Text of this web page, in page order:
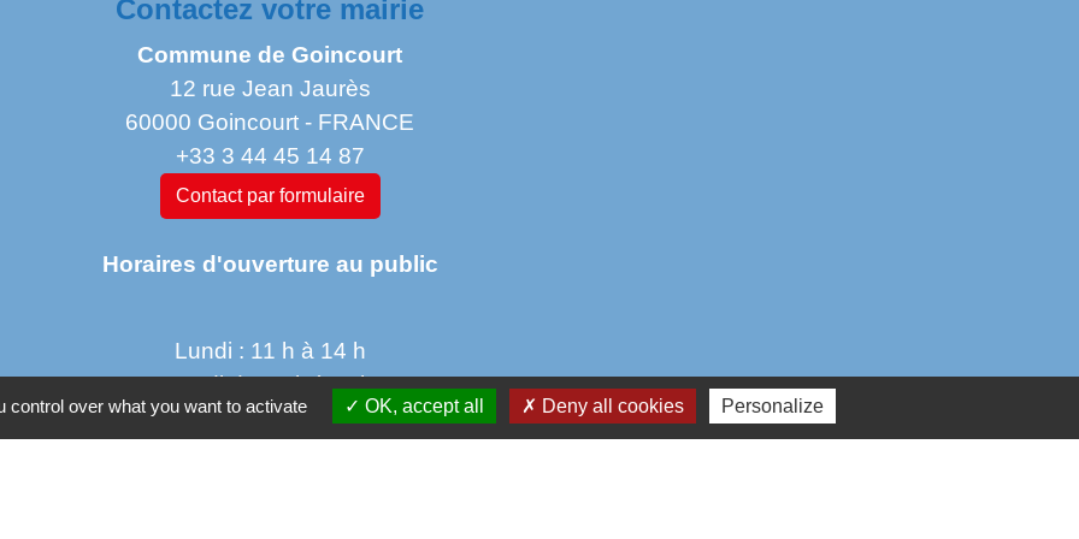
Contactez votre mairie
Commune de Goincourt
12 rue Jean Jaurès
60000 Goincourt - FRANCE
+33 3 44 45 14 87
Contact par formulaire
Horaires d'ouverture au public
Lundi : 11 h à 14 h
Mardi de 14 h à 18h
jeudi de 14 h à 17 h 30
over what you want to activate OK, accept all Deny all cookies Personalize